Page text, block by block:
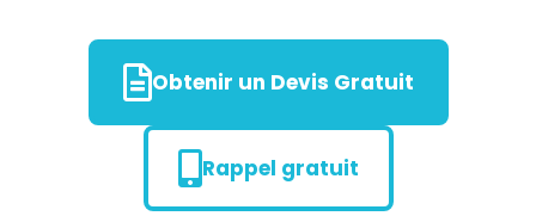
Obtenir un Devis Gratuit
Rappel gratuit